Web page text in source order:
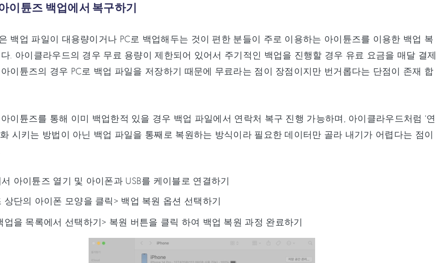
이튠즈 백업에서 복구하기
백업 파일이 대용량이거나 PC로 백업해두는 것이 편한 분들이 주로 이용하는 아이튠즈를 이용한 백업 복
. 아이클라우드의 경우 무료 용량이 제한되어 있어서 주기적인 백업을 진행할 경우 유료 요금을 매달 결제
이튠즈의 경우 PC로 백업 파일을 저장하기 때문에 무료라는 점이 장점이지만 번거롭다는 단점이 존재 합
이튠즈를 통해 이미 백업한적 있을 경우 백업 파일에서 연락처 복구 진행 가능하며, 아이클라우드처럼 ‘연
화 시키는 방법이 아닌 백업 파일을 통째로 복원하는 방식이라 필요한 데이터만 골라 내기가 어렵다는 점이
아이튠즈 열기 및 아이폰과 USB를 케이블로 연결하기
상단의 아이폰 모양을 클릭> 백업 복원 옵션 선택하기
업을 목록에서 선택하기> 복원 버튼을 클릭 하여 백업 복원 과정 완료하기